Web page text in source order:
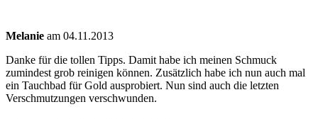
Melanie am 04.11.2013
Danke für die tollen Tipps. Damit habe ich meinen Schmuck
zumindest grob reinigen können. Zusätzlich habe ich nun auch mal
ein Tauchbad für Gold ausprobiert. Nun sind auch die letzten
Verschmutzungen verschwunden.